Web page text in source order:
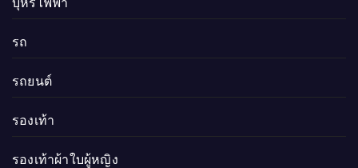
บุหรี่ไฟฟ้า
รถ
รถยนต์
รองเท้า
รองเท้าผ้าใบผู้หญิง